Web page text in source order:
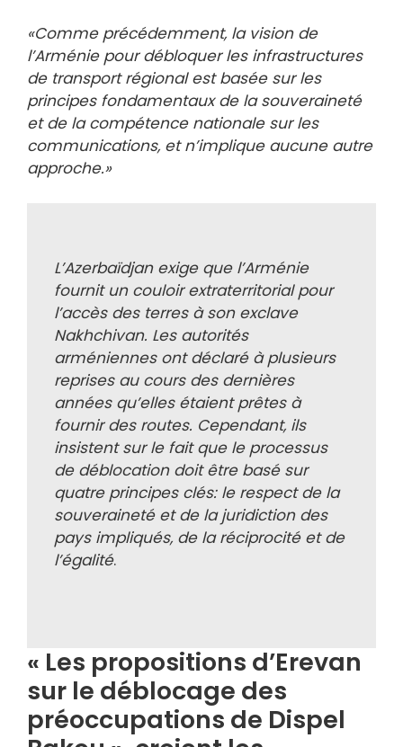
«Comme précédemment, la vision de
l’Arménie pour débloquer les infrastructures
de transport régional est basée sur les
principes fondamentaux de la souveraineté
et de la compétence nationale sur les
communications, et n’implique aucune autre
approche.»
L’Azerbaïdjan exige que l’Arménie
fournit un couloir extraterritorial pour
l’accès des terres à son exclave
Nakhchivan. Les autorités
arméniennes ont déclaré à plusieurs
reprises au cours des dernières
années qu’elles étaient prêtes à
fournir des routes. Cependant, ils
insistent sur le fait que le processus
de déblocation doit être basé sur
quatre principes clés: le respect de la
souveraineté et de la juridiction des
pays impliqués, de la réciprocité et de
l’égalité.
« Les propositions d’Erevan
sur le déblocage des
préoccupations de Dispel